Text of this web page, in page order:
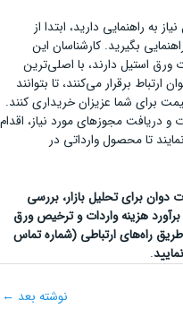
به راهنمایی دارید، ابتدا از
بگیرید. کارشناسان این
ورق استیل دارند، با اصلی‌ترین
برقرار می‌کنند، تا بتوانند
برای شما عزیزان خریداری کنند.
و دریافت مجوزهای مورد نیاز، اقدام
تا محصول وارداتی در
دوان برای تحلیل بازار، بررسی
هزینه واردات و ترخیص ورق
راه‌های ارتباطی (شماره تماس
.
نوشته بعد ←